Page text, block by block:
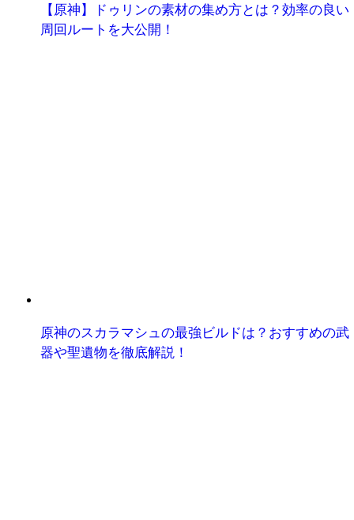
【原神】ドゥリンの素材の集め方とは？効率の良い
周回ルートを大公開！
原神のスカラマシュの最強ビルドは？おすすめの武
器や聖遺物を徹底解説！